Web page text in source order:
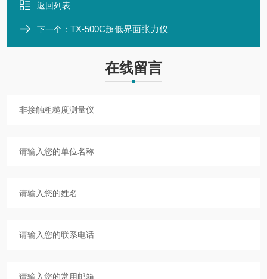
返回列表
下一个： TX-500C超低界面张力仪
在线留言